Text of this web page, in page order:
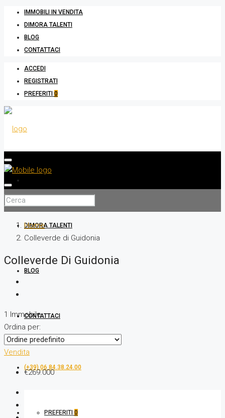
IMMOBILI IN VENDITA
DIMORA TALENTI
BLOG
CONTATTACI
ACCEDI
REGISTRATI
PREFERITI 0
DIMORA TALENTI
BLOG
CONTATTACI
(+39) 06 84.38.24.00
PREFERITI 0
Home
Colleverde di Guidonia
Colleverde Di Guidonia
1 Immobile
Ordina per:
Vendita
€269.000